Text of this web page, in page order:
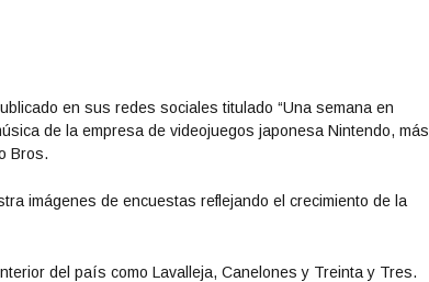
en sus redes sociales titulado “Una semana en
de la empresa de videojuegos japonesa Nintendo, más
Bros.
imágenes de encuestas reflejando el crecimiento de la
del país como Lavalleja, Canelones y Treinta y Tres.